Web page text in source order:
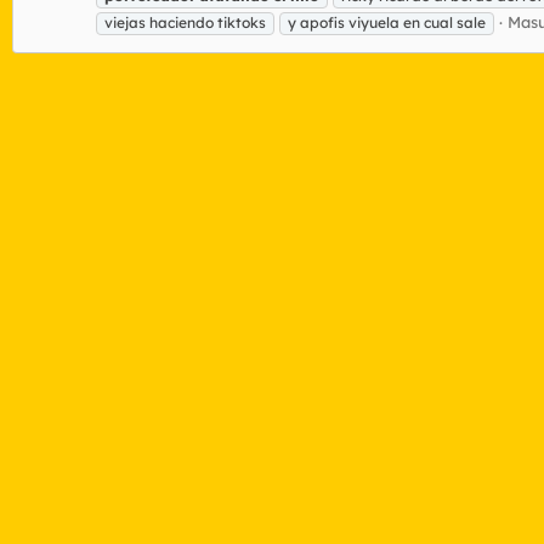
viejas haciendo tiktoks
y apofis viyuela en cual sale